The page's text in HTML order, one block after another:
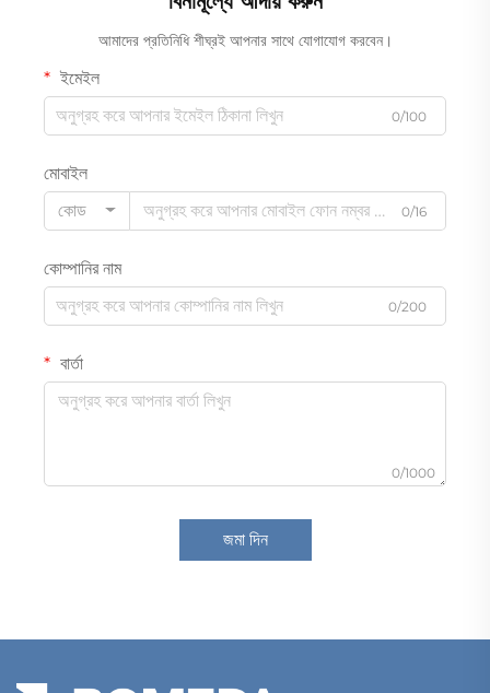
আমাদের প্রতিনিধি শীঘ্রই আপনার সাথে যোগাযোগ করবেন।
ইমেইল
0/100
মোবাইল
কোড
0/16
কোম্পানির নাম
0/200
বার্তা
0/1000
জমা দিন